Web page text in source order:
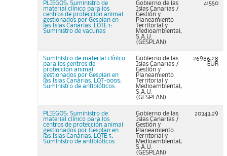
PLIEGOS: Suministro de
material clínico para los
centros de protección animal
gestionados por Gesplan en
las Islas Canarias. LOTE 1:
Suministro de vacunas
Gobierno de las
Islas Canarias /
Gestión y
Planeamiento
Territorial y
Medioambiental,
S.A.U.
(GESPLAN)
41550
Suministro de material clínico
para los centros de
protección animal
gestionados por Gesplan en
las Islas Canarias. LOT-0005:
Suministro de antibióticos
Gobierno de las
Islas Canarias /
Gestión y
Planeamiento
Territorial y
Medioambiental,
S.A.U.
(GESPLAN)
26986,28
EUR
PLIEGOS: Suministro de
material clínico para los
centros de protección animal
gestionados por Gesplan en
las Islas Canarias. LOTE 5:
Suministro de antibióticos
Gobierno de las
Islas Canarias /
Gestión y
Planeamiento
Territorial y
Medioambiental,
S.A.U.
(GESPLAN)
20343,29